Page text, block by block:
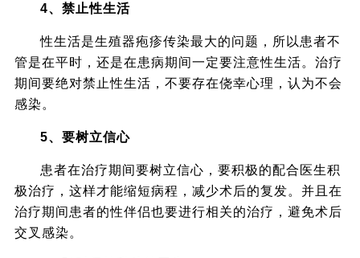
4、禁止性生活
性生活是生殖器疱疹传染最大的问题，所以患者不
管是在平时，还是在患病期间一定要注意性生活。治疗
期间要绝对禁止性生活，不要存在侥幸心理，认为不会
感染。
5、要树立信心
患者在治疗期间要树立信心，要积极的配合医生积
极治疗，这样才能缩短病程，减少术后的复发。并且在
治疗期间患者的性伴侣也要进行相关的治疗，避免术后
交叉感染。